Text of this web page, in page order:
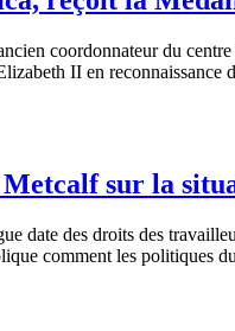
coordonnateurdu centre
II en reconnaissance
sur la
date des droits des
comment les politiques du